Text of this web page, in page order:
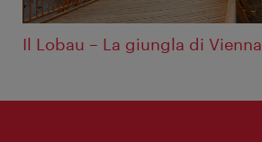
Il Lobau – La giungla di Vienna